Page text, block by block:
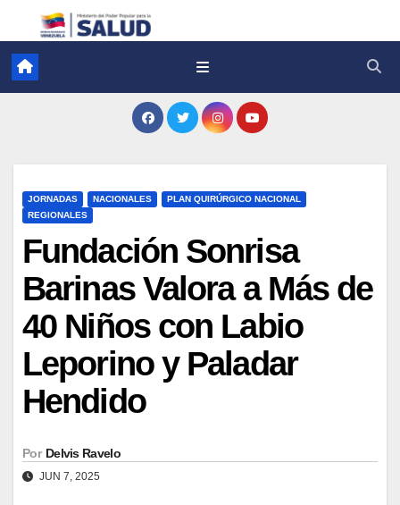
JORNADAS NACIONALES
PLAN QUIRÚRGICO NACIONAL
REGIONALES
Fundación Sonrisa
Barinas Valora a Más de
40 Niños con Labio
Leporino y Paladar
Hendido
Por Delvis Ravelo
JUN 7, 2025